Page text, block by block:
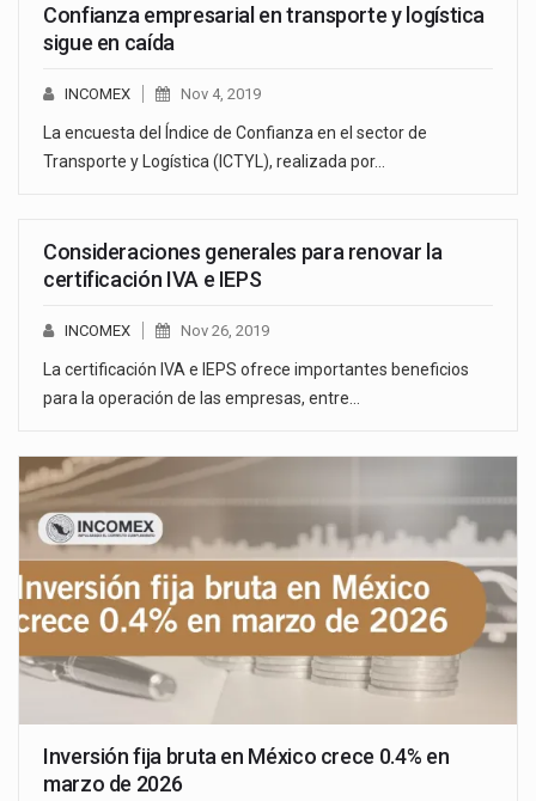
Confianza empresarial en transporte y logística
sigue en caída
INCOMEX Nov 4, 2019
La encuesta del Índice de Confianza en el sector de
Transporte y Logística (ICTYL), realizada por…
Consideraciones generales para renovar la
certificación IVA e IEPS
INCOMEX Nov 26, 2019
La certificación IVA e IEPS ofrece importantes beneficios
para la operación de las empresas, entre…
Inversión fija bruta en México crece 0.4% en
marzo de 2026